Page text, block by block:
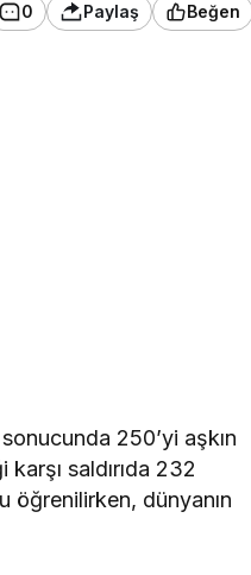
0 Paylaş Beğen
sonucunda 250’yi aşkın
saldırıda 232
öğrenilirken, dünyanın